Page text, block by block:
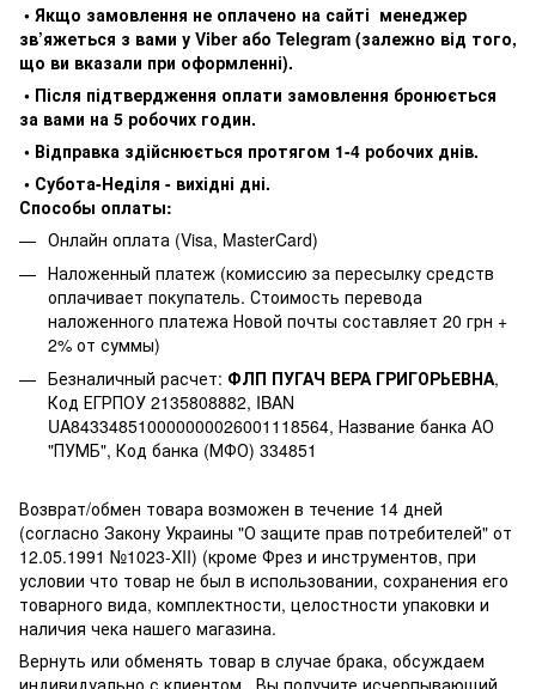
• Якщо замовлення не оплачено на сайті менеджер
зв’яжеться з вами у Viber або Telegram (залежно від того,
що ви вказали при оформленні).
• Після підтвердження оплати замовлення бронюється
за вами на 5 робочих годин.
• Відправка здійснюється протягом 1-4 робочих днів.
• Субота-Неділя - вихідні дні.
Способы оплаты:
Онлайн оплата (Visa, MasterCard)
Наложенный платеж (комиссию за пересылку средств
оплачивает покупатель. Стоимость перевода
наложенного платежа Новой почты составляет 20 грн +
2% от суммы)
Безналичный расчет: ФЛП ПУГАЧ ВЕРА ГРИГОРЬЕВНА,
Код ЕГРПОУ 2135808882, IBAN
UA843348510000000026001118564, Название банка АО
"ПУМБ", Код банка (МФО) 334851
Возврат/обмен товара возможен в течение 14 дней
(согласно Закону Украины "О защите прав потребителей" от
12.05.1991 №1023-XII) (кроме Фрез и инструментов, при
условии что товар не был в использовании, сохранения его
товарного вида, комплектности, целостности упаковки и
наличия чека нашего магазина.
Вернуть или обменять товар в случае брака, обсуждаем
индивидуально с клиентом. Вы получите исчерпывающий